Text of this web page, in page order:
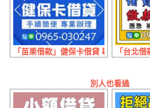
「苗栗借款」健保卡借貸 專業辦理 |
「台北
別人也看過